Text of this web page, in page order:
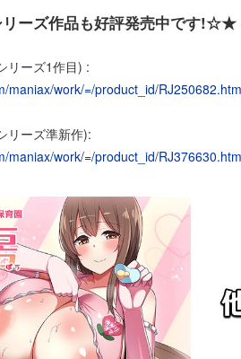
ーズ作品も好評発売中です!☆★
リーズ1作目) :
maniax/work/=/product_id/
リーズ準新作):
maniax/work/=/product_id/